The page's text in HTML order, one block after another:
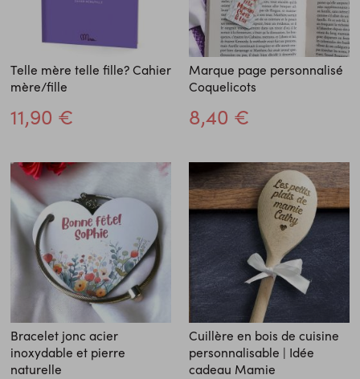
Telle mère telle fille? Cahier
mère/fille
11,90 €
Marque page personnalisé
Coquelicots
8,40 €
Bracelet jonc acier
inoxydable et pierre
naturelle
Cuillère en bois de cuisine
personnalisable | Idée
cadeau Mamie